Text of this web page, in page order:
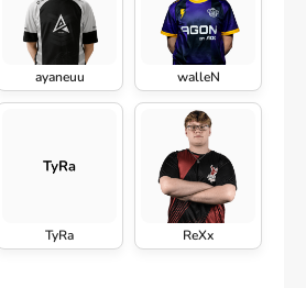
ayaneuu walleN
TyRa ReXx